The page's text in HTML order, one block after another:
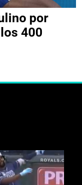
por
400